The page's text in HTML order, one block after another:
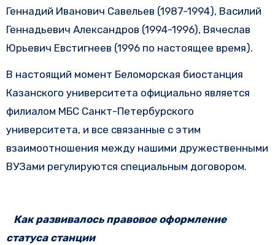
Геннадий Иванович Савельев (1987-1994), Василий
Геннадьевич Александров (1994-1996), Вячеслав
Юрьевич Евстигнеев (1996 по настоящее время).
В настоящий момент Беломорская биостанция
Казанского университета официально является
филиалом МБС Санкт-Петербурского
университета, и все связанные с этим
взаимоотношения между нашими дружественными
ВУЗами регулируются специальным договором.
Как развивалось правовое оформление
статуса станции